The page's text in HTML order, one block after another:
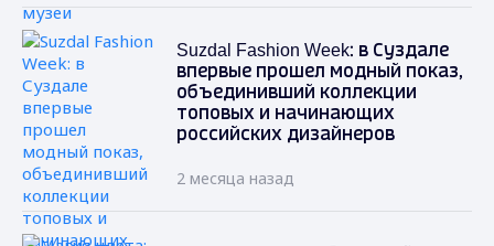
Suzdal Fashion Week: в Суздале
впервые прошел модный показ,
объединивший коллекции
топовых и начинающих
российских дизайнеров
2 месяца назад